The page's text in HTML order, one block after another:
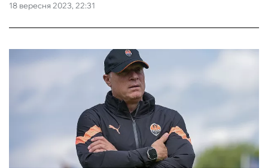
18 вересня 2023, 22:31